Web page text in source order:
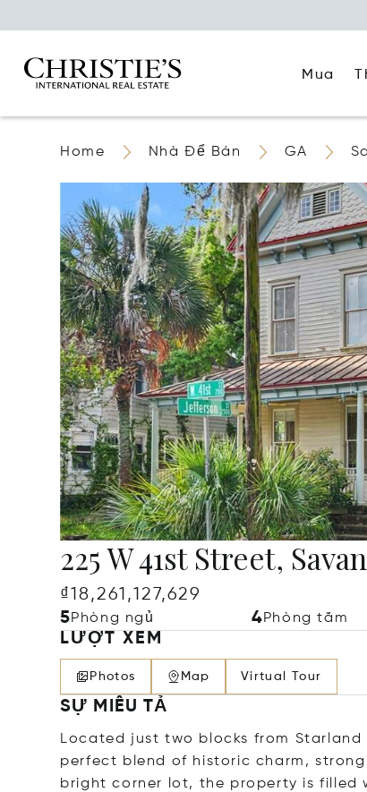
Mua
Home Nhà Để Bán GA
225 W 41st Street,
₫18,261,127,629
5Phòng ngủ 4Phòng tắm
LƯỢT XEM
Photos Map Virtual Tour
SỰ MIÊU TẢ
Located just two blocks from
perfect blend of historic charm,
bright corner lot, the property is filled